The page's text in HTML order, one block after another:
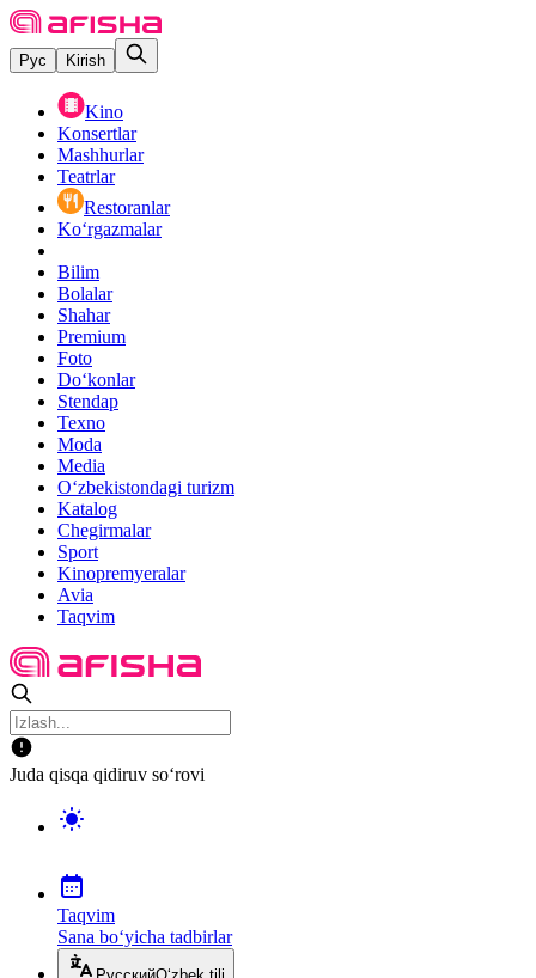
Рус Kirish
Kino
Konsertlar
Mashhurlar
Teatrlar
Restoranlar
Ko‘rgazmalar
Bilim
Bolalar
Shahar
Premium
Foto
Do‘konlar
Stendap
Texno
Moda
Media
O‘zbekistondagi turizm
Katalog
Chegirmalar
Sport
Kinopremyeralar
Avia
Taqvim
Juda qisqa qidiruv so‘rovi
Taqvim
Sana bo‘yicha tadbirlar